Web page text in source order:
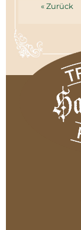
« Zurück